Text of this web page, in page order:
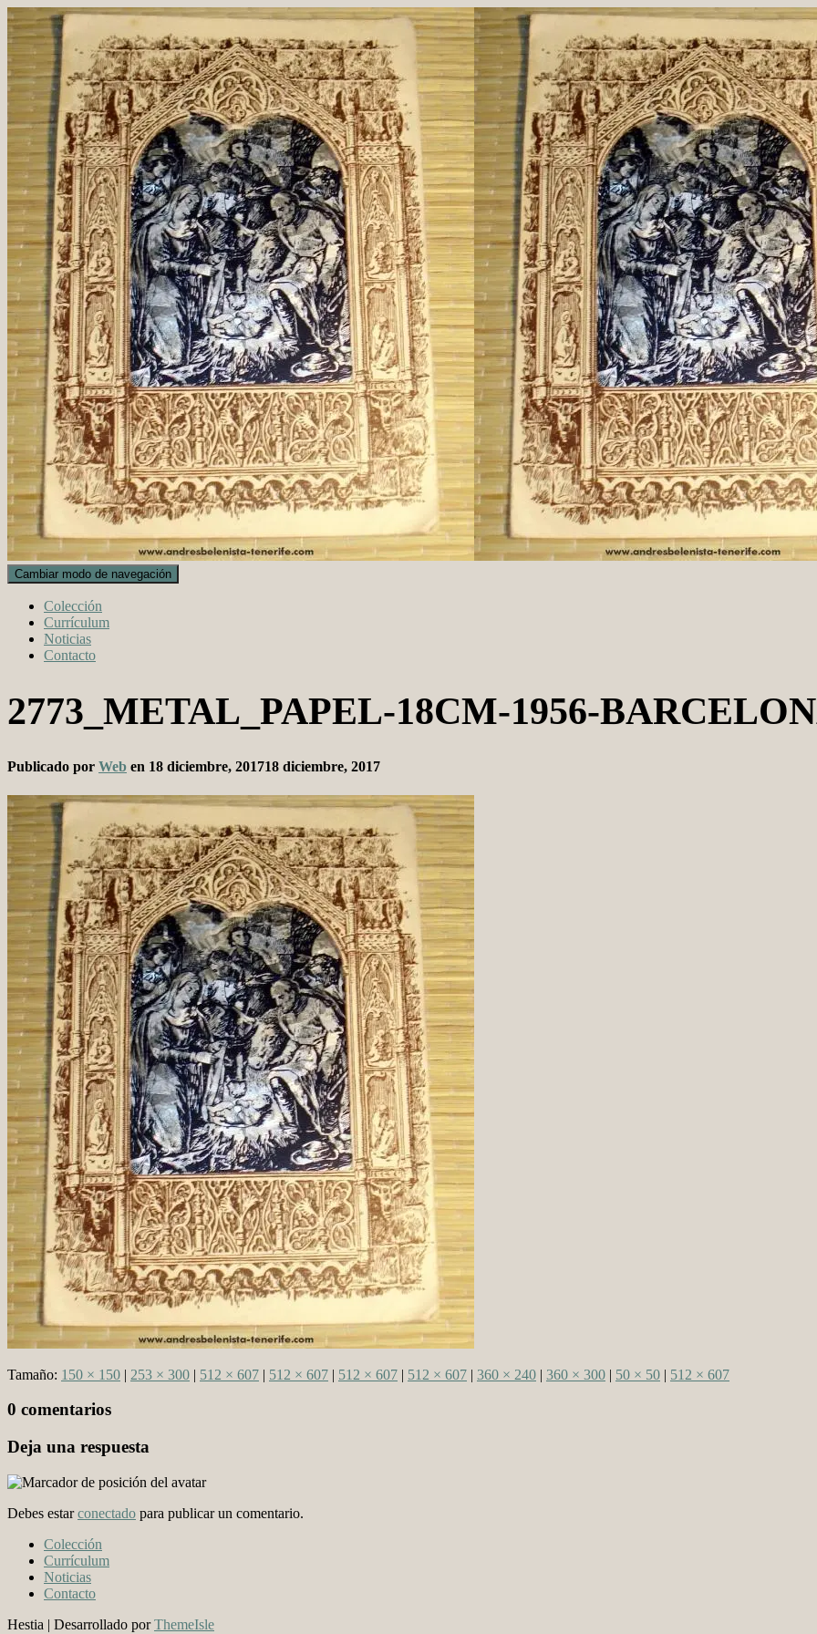
Cambiar modo de navegación
Colección
Currículum
Noticias
Contacto
2773_METAL_PAPEL-18CM-1956-
Publicado por Web en 18 diciembre, 201718 diciembre, 2017
Tamaño: 150 × 150 | 253 × 300 | 512 × 607 | 512 × 607 | 512 × 607 | 512 × 607 | 360 × 240 | 360 × 300 | 50 × 50 | 512 × 607
0 comentarios
Deja una respuesta
Debes estarconectado para publicar un comentario.
Colección
Currículum
Noticias
Contacto
Hestia | Desarrollado porThemeIsle